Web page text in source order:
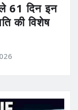
दिन इन
की विशेष